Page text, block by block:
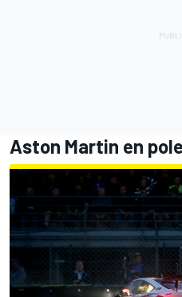
Aston Martin en